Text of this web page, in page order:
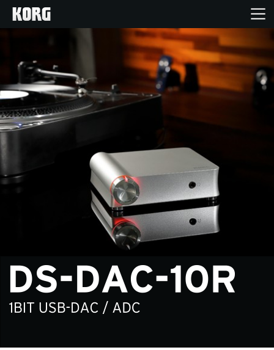
Productos
Características
Localizador de Tiendas
Noticias
Ubicación